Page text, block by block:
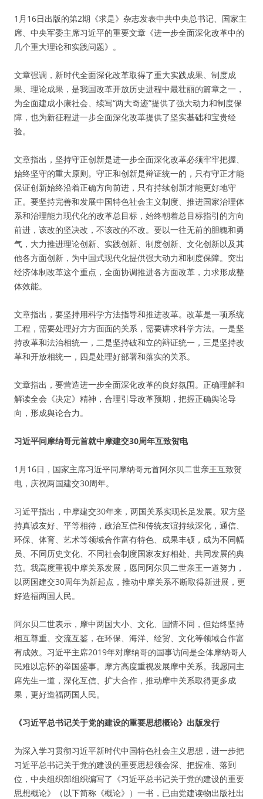
1月16日出版的第2期《求是》杂志发表中共中央总书记、国家主
席、中央军委主席习近平的重要文章《进一步全面深化改革中的
几个重大理论和实践问题》。
文章强调，新时代全面深化改革取得了重大实践成果、制度成
果、理论成果，是我国改革开放历史进程中最壮丽的篇章之一，
为全面建成小康社会、续写“两大奇迹”提供了强大动力和制度保
障，也为新征程进一步全面深化改革提供了坚实基础和宝贵经
验。
文章指出，坚持守正创新是进一步全面深化改革必须牢牢把握、
始终坚守的重大原则。守正和创新是辩证统一的，只有守正才能
保证创新始终沿着正确方向前进，只有持续创新才能更好地守
正。要坚持完善和发展中国特色社会主义制度、推进国家治理体
系和治理能力现代化的改革总目标，始终朝着总目标指引的方向
前进，该改的坚决改，不该改的不改。要以一往无前的胆魄和勇
气，大力推进理论创新、实践创新、制度创新、文化创新以及其
他各方面创新，为中国式现代化提供强大动力和制度保障。突出
经济体制改革这个重点，全面协调推进各方面改革，力求形成整
体效能。
文章指出，要坚持用科学方法指导和推进改革。改革是一项系统
工程，需要处理好方方面面的关系，需要讲求科学方法。一是坚
持改革和法治相统一，二是坚持破和立的辩证统一，三是坚持改
革和开放相统一，四是处理好部署和落实的关系。
文章指出，要营造进一步全面深化改革的良好氛围。正确理解和
解读全会《决定》精神，合理引导改革预期，把握正确舆论导
向，形成舆论合力。
习近平同摩纳哥元首就中摩建交30周年互致贺电
1月16日，国家主席习近平同摩纳哥元首阿尔贝二世亲王互致贺
电，庆祝两国建交30周年。
习近平指出，中摩建交30年来，两国关系实现长足发展。双方坚
持真诚友好、平等相待，政治互信和传统友谊持续深化，通信、
环保、体育、艺术等领域合作富有特色、成果丰硕，成为不同幅
员、不同历史文化、不同社会制度国家友好相处、共同发展的典
范。我高度重视中摩关系发展，愿同阿尔贝二世亲王一道努力，
以两国建交30周年为新起点，推动中摩关系不断取得新进展，更
好造福两国人民。
阿尔贝二世表示，摩中两国大小、文化、国情不同，但始终坚持
相互尊重、交流互鉴，在环保、海洋、经贸、文化等领域合作富
有成效。习近平主席2019年对摩纳哥的国事访问是全体摩纳哥人
民难以忘怀的举国盛事。摩方高度重视发展摩中关系。我愿同主
席先生一道，深化互信、扩大合作，推动摩中关系取得更多成
果，更好造福两国人民。
《习近平总书记关于党的建设的重要思想概论》出版发行
为深入学习贯彻习近平新时代中国特色社会主义思想，进一步把
习近平总书记关于党的建设的重要思想领会深、把握准、落到
位，中央组织部组织编写了《习近平总书记关于党的建设的重要
思想概论》（以下简称《概论》）一书，已由党建读物出版社出